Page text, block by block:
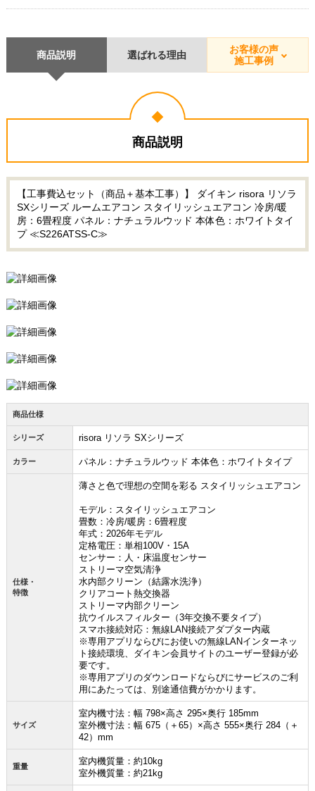
お買い物を続ける カートへ進む
商品説明 選ばれる理由
お客様の声
施工事例
商品説明
【工事費込セット（商品＋基本工事）】 ダイキン risora リソラ
SXシリーズ ルームエアコン スタイリッシュエアコン 冷房/暖
房：6畳程度 パネル：ナチュラルウッド 本体色：ホワイトタイ
プ ≪S226ATSS-C≫
商品仕様
シリーズ risora リソラ SXシリーズ
カラー パネル：ナチュラルウッド 本体色：ホワイトタイプ
仕様・
特徴
薄さと色で理想の空間を彩る スタイリッシュエアコン
モデル：スタイリッシュエアコン
畳数：冷房/暖房：6畳程度
年式：2026年モデル
定格電圧：単相100V・15A
センサー：人・床温度センサー
ストリーマ空気清浄
水内部クリーン（結露水洗浄）
クリアコート熱交換器
ストリーマ内部クリーン
抗ウイルスフィルター（3年交換不要タイプ）
スマホ接続対応：無線LAN接続アダプター内蔵
※専用アプリならびにお使いの無線LANインターネッ
ト接続環境、ダイキン会員サイトのユーザー登録が必
要です。
※専用アプリのダウンロードならびにサービスのご利
用にあたっては、別途通信費がかかります。
サイズ
室内機寸法：幅 798×高さ 295×奥行 185mm
室外機寸法：幅 675（＋65）×高さ 555×奥行 284（＋
42）mm
重量
室内機質量：約10kg
室外機質量：約21kg